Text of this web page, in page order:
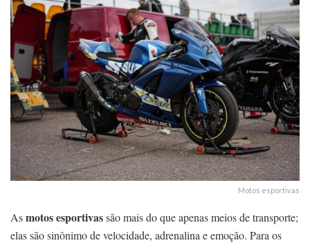
Motos esportivas
Asmotos esportivassão mais do que apenas meios de transporte;
elas são sinônimo de velocidade, adrenalina e emoção. Para os